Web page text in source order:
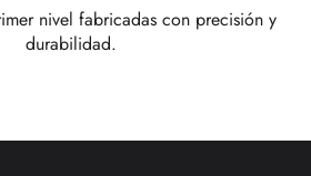
nivel fabricadas con precisión y
durabilidad.